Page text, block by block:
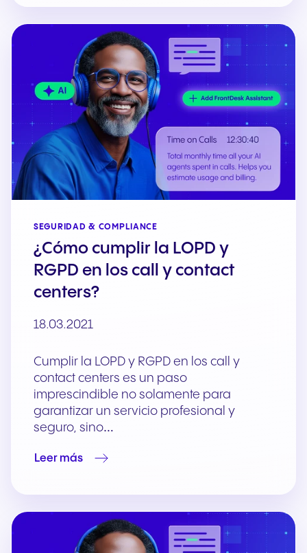
SEGURIDAD & COMPLIANCE
¿Cómo cumplir la LOPD y
RGPD en los call y contact
centers?
18.03.2021
Cumplir la LOPD y RGPD en los call y
contact centers es un paso
imprescindible no solamente para
garantizar un servicio profesional y
seguro, sino…
Leer más